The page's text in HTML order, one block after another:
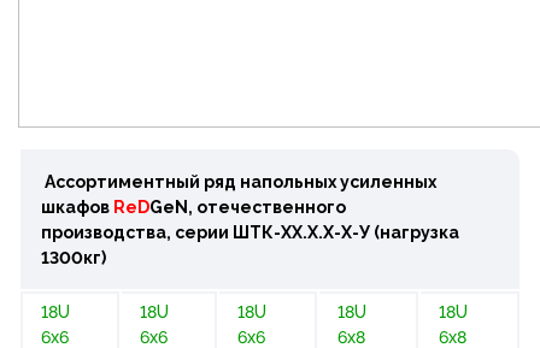
Асcортиментный ряд напольных усиленных
шкафов ReDGeN , отечественного
производства, серии ШТК-ХХ.Х.Х-Х-У (нагрузка
1300кг)
18U
6х6
18U
6х6
18U
6х6
18U
6х8
18U
6х8